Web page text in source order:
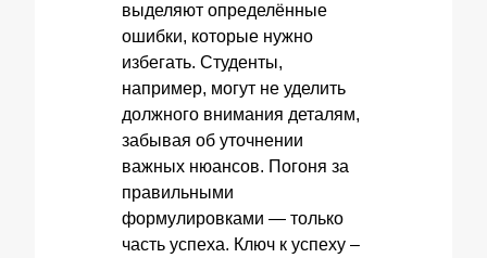
выделяют определённые
ошибки, которые нужно
избегать. Студенты,
например, могут не уделить
должного внимания деталям,
забывая об уточнении
важных нюансов. Погоня за
правильными
формулировками — только
часть успеха. Ключ к успеху –